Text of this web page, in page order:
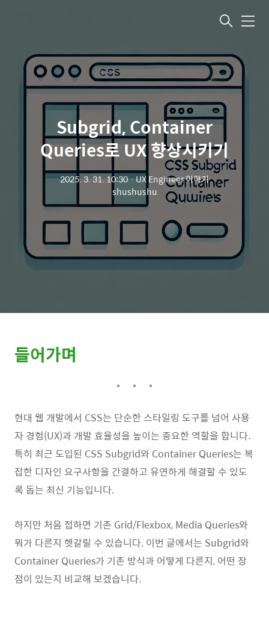
메뉴
Subgrid, Container
Queries로 UX 향상시키기
2025. 3. 31. 10:30ㆍUX Engineer 이야기
shushushu
들어가며
현대 웹 개발에서 CSS는 단순한 스타일링 도구를 넘어 사용
자 경험(UX)과 개발 효율성을 높이는 중요한 역할을 합니다.
특히 최근 도입된 CSS Subgrid와 Container Queries는 복
잡한 디자인 요구사항을 간결하고 유연하게 해결할 수 있도
록 돕는 최신 기능입니다.
하지만 처음 접하면 기존 Grid/Flexbox, Media Queries와
뭐가 다른지 헷갈릴 수 있습니다. 이번 글에서는 Subgrid와
Container Queries가 기존 방식과 어떻게 다른지, 어떤 장
점이 있는지 비교해 보겠습니다.